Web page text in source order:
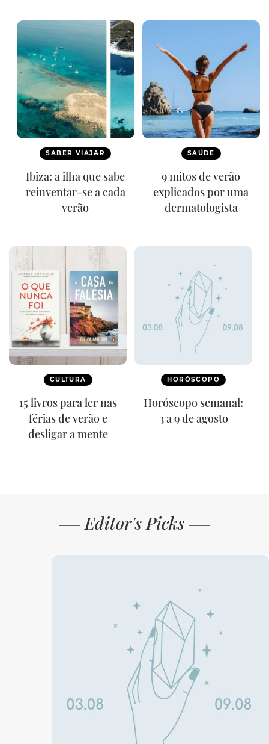
SABER VIAJAR
Ibiza: a ilha que sabe
reinventar-se a cada
verão
SAÚDE
9 mitos de verão
explicados por uma
dermatologista
CULTURA
15 livros para ler nas
férias de verão e
desligar a mente
HORÓSCOPO
Horóscopo semanal:
3 a 9 de agosto
Editor's Picks